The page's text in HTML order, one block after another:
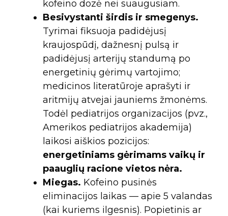
kofeino dozė nei suaugusiam.
Besivystanti širdis ir smegenys.
Tyrimai fiksuoja padidėjusį
kraujospūdį, dažnesnį pulsą ir
padidėjusį arterijų standumą po
energetinių gėrimų vartojimo;
medicinos literatūroje aprašyti ir
aritmijų atvejai jauniems žmonėms.
Todėl pediatrijos organizacijos (pvz.,
Amerikos pediatrijos akademija)
laikosi aiškios pozicijos:
energetiniams gėrimams vaikų ir
paauglių racione vietos nėra.
Miegas. Kofeino pusinės
eliminacijos laikas — apie 5 valandas
(kai kuriems ilgesnis). Popietinis ar